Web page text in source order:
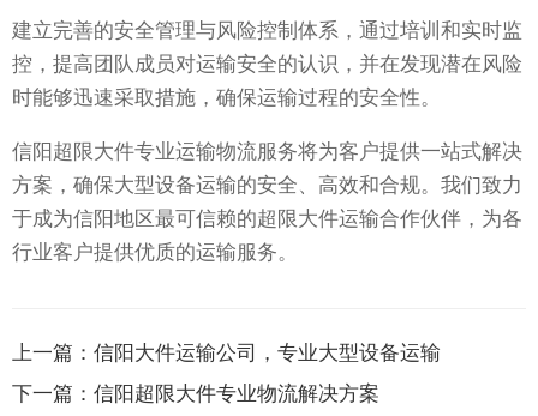
建立完善的安全管理与风险控制体系，通过培训和实时监
控，提高团队成员对运输安全的认识，并在发现潜在风险
时能够迅速采取措施，确保运输过程的安全性。
信阳超限大件专业运输物流服务将为客户提供一站式解决
方案，确保大型设备运输的安全、高效和合规。我们致力
于成为信阳地区最可信赖的超限大件运输合作伙伴，为各
行业客户提供优质的运输服务。
上一篇： 信阳大件运输公司，专业大型设备运输
下一篇： 信阳超限大件专业物流解决方案